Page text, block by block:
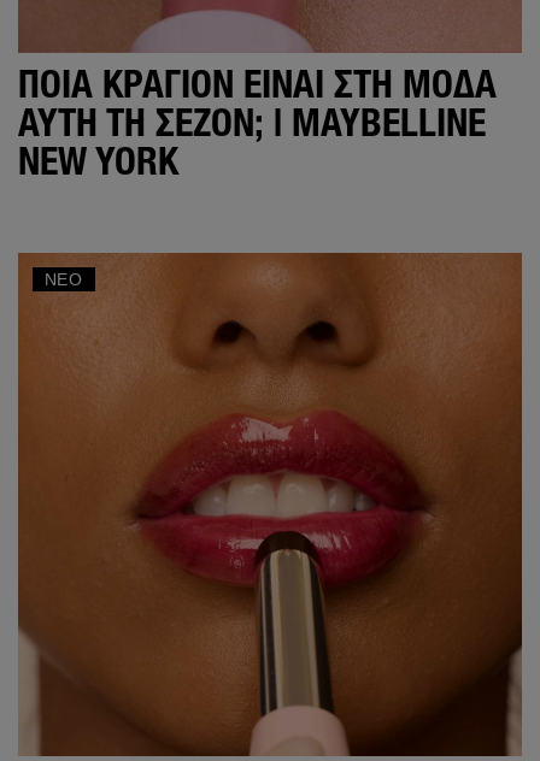
ΠΟΙΑ ΚΡΑΓΙΌΝ ΕΊΝΑΙ ΣΤΗ ΜΌΔΑ
ΑΥΤΉ ΤΗ ΣΕΖΌΝ; | MAYBELLINE
NEW YORK
ΝΈΟ